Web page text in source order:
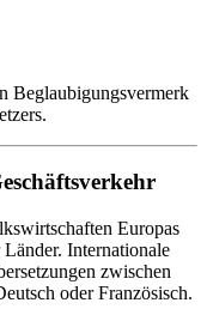
Beglaubigungsvermerk
Europas
Internationale
zwischen
oder Französisch.